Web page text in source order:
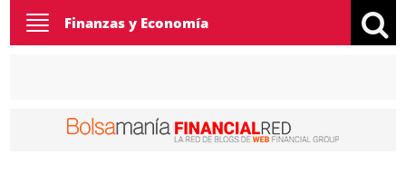
Toggle
navigation
Finanzas y Economía